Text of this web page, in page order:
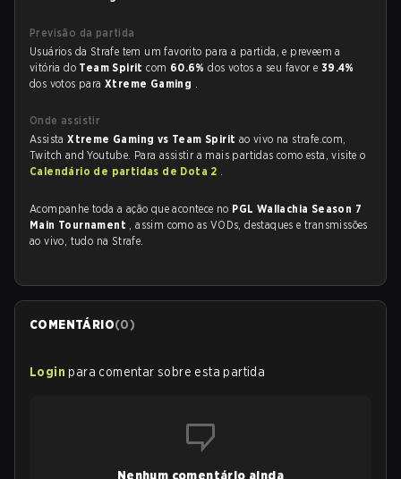
Previsão da partida
Usuários da Strafe tem um favorito para a partida, e preveem a
vitória do Team Spiritcom 60.6%dos votos a seu favor e 39.4%
dos votos para Xtreme Gaming .
Onde assistir
AssistaXtreme Gaming vs Team Spirit ao vivo na strafe.com,
Twitch and Youtube. Para assistir a mais partidas como esta, visite o
Calendário de partidas de Dota 2 .
Acompanhe toda a ação que acontece no PGL Wallachia Season 7
Main Tournament , assim como as VODs, destaques e transmissões
ao vivo, tudo na Strafe.
COMENTÁRIO(0)
Login para comentar sobre esta partida
Nenhum comentário ainda